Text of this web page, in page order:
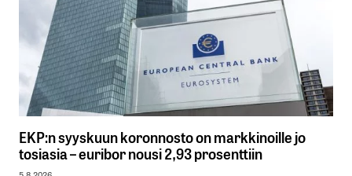
EKP:n syyskuun koronnosto on markkinoille jo
tosiasia – euribor nousi 2,93 prosenttiin